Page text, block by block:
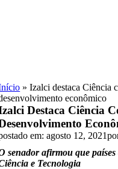
»Izalci destaca Ciência
econômico
Destaca Ciência
em: agosto 12, 2021
senador afirmou que
e Tecnologia